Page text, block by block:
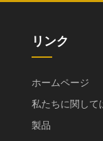
リンク
ホームページ
私たちに関して
製品